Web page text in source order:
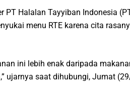
PT Halalan Tayyiban Indonesia
menu RTE karena cita
ini lebih enak daripada
ujarnya saat dihubungi, Jumat